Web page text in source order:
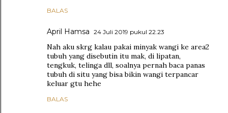
BALAS
April Hamsa 24 Juli 2019 pukul 22.23
Nah aku skrg kalau pakai minyak wangi ke area2
tubuh yang disebutin itu mak, di lipatan,
tengkuk, telinga dll, soalnya pernah baca panas
tubuh di situ yang bisa bikin wangi terpancar
keluar gtu hehe
BALAS